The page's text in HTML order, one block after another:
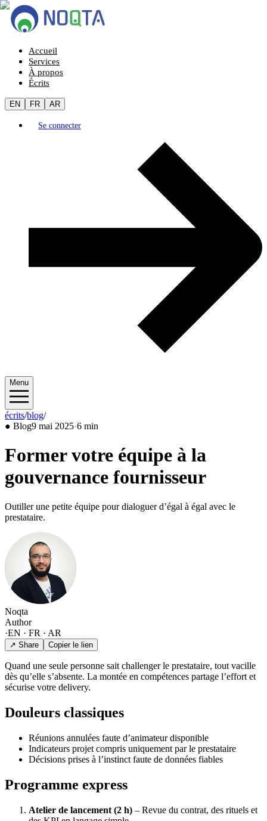
Accueil
Services
À propos
Écrits
EN FR AR
Se connecter
Menu
écrits/blog/2025/05
● Blog9 mai 2025·6 min
Former votre équipe à la
gouvernance fournisseur
Outiller une petite équipe pour dialoguer d’égal à égal avec le
prestataire.
Noqta
Author
·EN · FR · AR
↗ Share Copier le lien
Quand une seule personne sait challenger le prestataire, tout vacille
dès qu’elle s’absente. La montée en compétences partage l’effort et
sécurise votre delivery.
Douleurs classiques
Réunions annulées faute d’animateur disponible
Indicateurs projet compris uniquement par le prestataire
Décisions prises à l’instinct faute de données fiables
Programme express
Atelier de lancement (2 h) – Revue du contrat, des rituels et